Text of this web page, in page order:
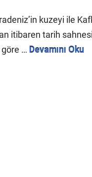
kuzeyi ile
itibaren tarih
göre … Devamını Oku